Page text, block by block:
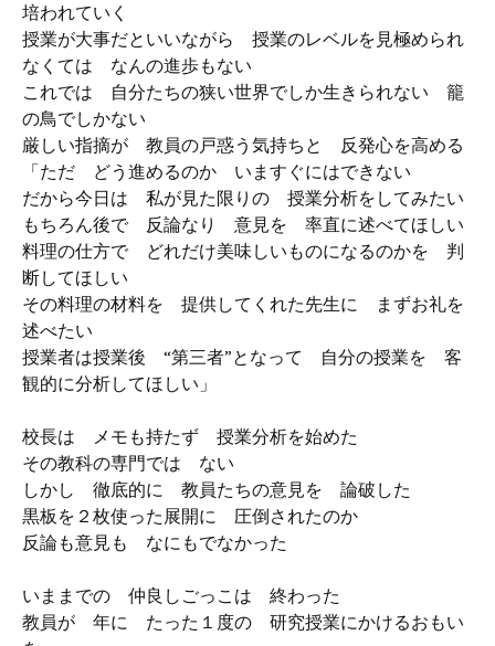
培われていく
授業が大事だといいながら 授業のレベルを見極められ
なくては なんの進歩もない
これでは 自分たちの狭い世界でしか生きられない 籠
の鳥でしかない
厳しい指摘が 教員の戸惑う気持ちと 反発心を高める
「ただ どう進めるのか いますぐにはできない
だから今日は 私が見た限りの 授業分析をしてみたい
もちろん後で 反論なり 意見を 率直に述べてほしい
料理の仕方で どれだけ美味しいものになるのかを 判
断してほしい
その料理の材料を 提供してくれた先生に まずお礼を
述べたい
授業者は授業後 “第三者”となって 自分の授業を 客
観的に分析してほしい」
校長は メモも持たず 授業分析を始めた
その教科の専門では ない
しかし 徹底的に 教員たちの意見を 論破した
黒板を２枚使った展開に 圧倒されたのか
反論も意見も なにもでなかった
いままでの 仲良しごっこは 終わった
教員が 年に たった１度の 研究授業にかけるおもい